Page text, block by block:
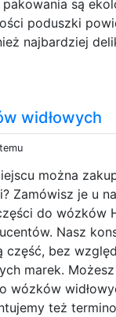
są
poduszki
najbardziej
widłowych
można
Zamówisz je u
do wózków
Nasz
część, bez
marek.
wózków
też